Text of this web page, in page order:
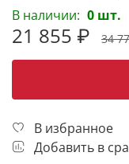
В наличии: 0 шт.
21 855 ₽ 34
В избранное
Добавить в